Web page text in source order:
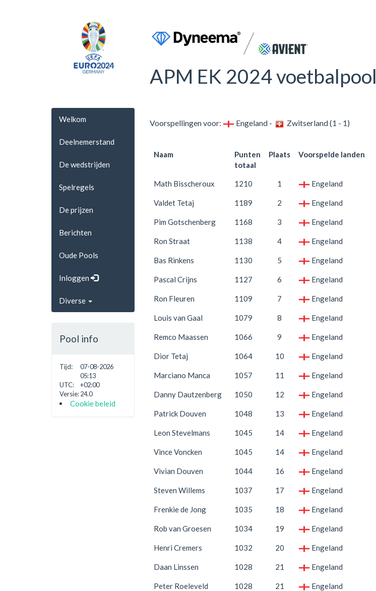
APM EK 2024 voetbalpool
Welkom
Deelnemerstand
De wedstrijden
Spelregels
De prijzen
Berichten
Oude Pools
Inloggen
Diverse
Pool info
Tijd:
07-08-2026
05:13
UTC:
+02:00
Versie:24.0
Cookie beleid
Voorspellingen voor: Engeland - Zwitserland (1 - 1)
Naam
Punten
totaal
Plaats Voorspelde landen
Math Bisscheroux 1210 1 Engeland
Valdet Tetaj 1189 2 Engeland
Pim Gotschenberg 1168 3 Engeland
Ron Straat 1138 4 Engeland
Bas Rinkens 1130 5 Engeland
Pascal Crijns 1127 6 Engeland
Ron Fleuren 1109 7 Engeland
Louis van Gaal 1079 8 Engeland
Remco Maassen 1066 9 Engeland
Dior Tetaj 1064 10 Engeland
Marciano Manca 1057 11 Engeland
Danny Dautzenberg 1050 12 Engeland
Patrick Douven 1048 13 Engeland
Leon Stevelmans 1045 14 Engeland
Vince Voncken 1045 14 Engeland
Vivian Douven 1044 16 Engeland
Steven Willems 1037 17 Engeland
Frenkie de Jong 1035 18 Engeland
Rob van Groesen 1034 19 Engeland
Henri Cremers 1032 20 Engeland
Daan Linssen 1028 21 Engeland
Peter Roeleveld 1028 21 Engeland